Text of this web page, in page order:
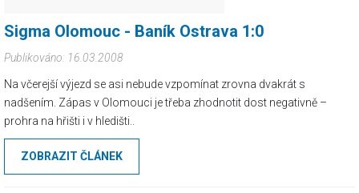
Sigma Olomouc - Baník Ostrava 1:0
Publikováno: 16.03.2008
Na včerejší výjezd se asi nebude vzpomínat zrovna dvakrát s
nadšením. Zápas v Olomouci je třeba zhodnotit dost negativně –
prohra na hřišti i v hledišti..
ZOBRAZIT ČLÁNEK